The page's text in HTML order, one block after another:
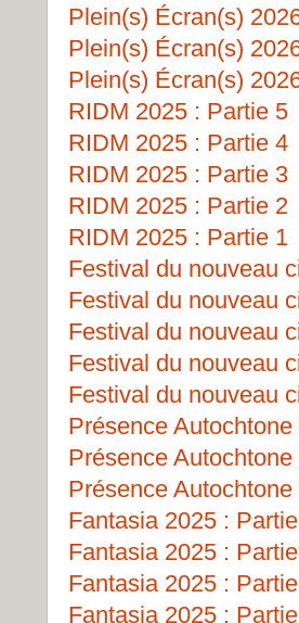
Plein(s) Écran(s)
Plein(s) Écran(s)
Plein(s) Écran(s)
RIDM 2025 : Partie 5
RIDM 2025 : Partie 4
RIDM 2025 : Partie 3
RIDM 2025 : Partie 2
RIDM 2025 : Partie 1
Festival du nouveau
Festival du nouveau
Festival du nouveau
Festival du nouveau
Festival du nouveau
Présence
Présence
Présence
Fantasia 2025 :
Fantasia 2025 :
Fantasia 2025 :
Fantasia 2025 :